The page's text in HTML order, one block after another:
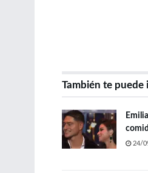
También te puede
24/